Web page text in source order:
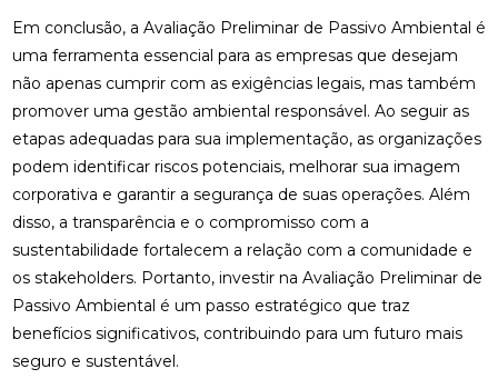
Em conclusão, a Avaliação Preliminar de Passivo Ambiental é
uma ferramenta essencial para as empresas que desejam
não apenas cumprir com as exigências legais, mas também
promover uma gestão ambiental responsável. Ao seguir as
etapas adequadas para sua implementação, as organizações
podem identificar riscos potenciais, melhorar sua imagem
corporativa e garantir a segurança de suas operações. Além
disso, a transparência e o compromisso com a
sustentabilidade fortalecem a relação com a comunidade e
os stakeholders. Portanto, investir na Avaliação Preliminar de
Passivo Ambiental é um passo estratégico que traz
benefícios significativos, contribuindo para um futuro mais
seguro e sustentável.